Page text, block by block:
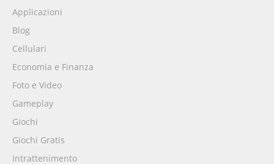
Applicazioni
Blog
Cellulari
Economia e Finanza
Foto e Video
Gameplay
Giochi
Giochi Gratis
Intrattenimento